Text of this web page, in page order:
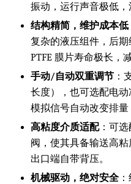
振动，运行声音极低，
结构精简，维护成本低
复杂的液压组件，后
PTFE 膜片寿命极长，
手动/自动双重调节 ：
长度），也可选配电
模拟信号自动改变排量
高粘度介质适配：可选
阀，使其具备输送高
出口端自带背压。
机械驱动，绝对安全